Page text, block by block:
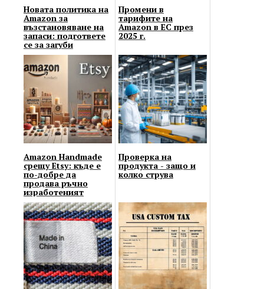
Новата политика на
Amazon за
възстановяване на
запаси: подгответе
се за загуби
Промени в
тарифите на
Amazon в ЕС през
2025 г.
Amazon Handmade
срещу Etsy: къде е
по-добре да
продава ръчно
изработеният
занаятчия?
Проверка на
продукта - защо и
колко струва